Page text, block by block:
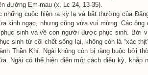
đường Em-mau (x. Lc 24, 13-35).
cuộc hiện ra kỳ lạ và bất thường của
kinh ngạc, nhưng cũng vừa vui mừng. Các ông
sinh và về con người được phục sinh. Bởi
sinh từ cõi chết sống lại, không còn là “xác
Thần Khí. Ngài không còn bị ràng buộc bởi
Ngài có thể hiện diện một cách diệu kỳ, khắp